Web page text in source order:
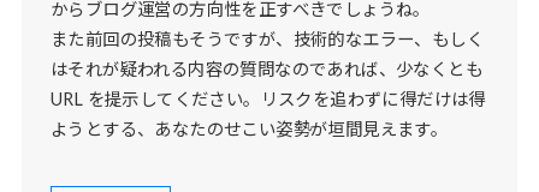
からブログ運営の方向性を正すべきでしょうね。
また前回の投稿もそうですが、技術的なエラー、もしく
はそれが疑われる内容の質問なのであれば、少なくとも
URL を提示してください。リスクを追わずに得だけは得
ようとする、あなたのせこい姿勢が垣間見えます。